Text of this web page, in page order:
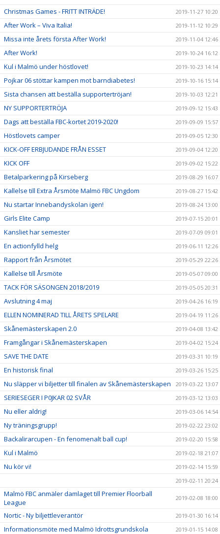
Christmas Games - FRITT INTRÄDE! 2019-11-27 10:20
After Work – Viva Italia! 2019-11-12 10:29
Missa inte årets första After Work! 2019-11-04 12:46
After Work! 2019-10-24 16:12
Kul i Malmö under höstlovet! 2019-10-23 14:14
Pojkar 06 stöttar kampen mot barndiabetes! 2019-10-16 15:14
Sista chansen att beställa supportertröjan! 2019-10-03 12:21
NY SUPPORTERTRÖJA 2019-09-12 15:43
Dags att beställa FBC-kortet 2019-2020! 2019-09-09 15:57
Höstlovets camper 2019-09-05 12:30
KICK-OFF ERBJUDANDE FRÅN ESSET 2019-09-04 12:20
KICK OFF 2019-09-02 15:22
Betalparkering på Kirseberg 2019-08-29 16:07
Kallelse till Extra Årsmöte Malmö FBC Ungdom 2019-08-27 15:42
Nu startar Innebandyskolan igen! 2019-08-24 13:00
Girls Elite Camp 2019-07-15 20:01
Kansliet har semester 2019-07-09 09:01
En actionfylld helg 2019-06-11 12:26
Rapport från Årsmötet 2019-05-29 22:26
Kallelse till Årsmöte 2019-05-07 09:00
TACK FÖR SÄSONGEN 2018/2019 2019-05-05 20:31
Avslutning 4 maj 2019-04-26 16:19
ELLEN NOMINERAD TILL ÅRETS SPELARE 2019-04-19 11:26
Skånemästerskapen 2.0 2019-04-08 13:42
Framgångar i Skånemästerskapen 2019-04-02 15:24
SAVE THE DATE 2019-03-31 10:19
En historisk final 2019-03-26 15:25
Nu släpper vi biljetter till finalen av Skånemästerskapen 2019-03-22 13:07
SERIESEGER I P0JKAR 02 SVÅR 2019-03-12 13:03
Nu eller aldrig! 2019-03-06 14:54
Ny träningsgrupp! 2019-02-22 23:02
Backalirarcupen - En fenomenalt ball cup! 2019-02-20 15:58
Kul i Malmö 2019-02-18 21:07
Nu kör vi!
2019-02-14 15:59
2019-02-11 20:24
Malmö FBC anmäler damlaget till Premier Floorball
League
2019-02-08 18:00
Nortic - Ny biljettleverantör 2019-01-30 16:14
Informationsmöte med Malmö Idrottsgrundskola 2019-01-15 14:08